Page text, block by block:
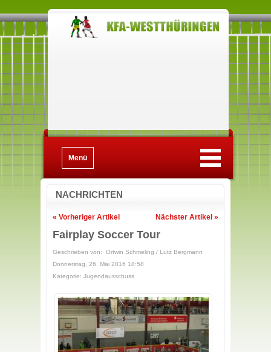
Menü
NACHRICHTEN
Nächster Artikel »
« Vorheriger Artikel
Fairplay Soccer Tour
Geschrieben von: Ortwin Schmeling / Lutz Bergmann
Donnerstag, 26. Mai 2016 18:58
Kategorie: Jugendausschuss